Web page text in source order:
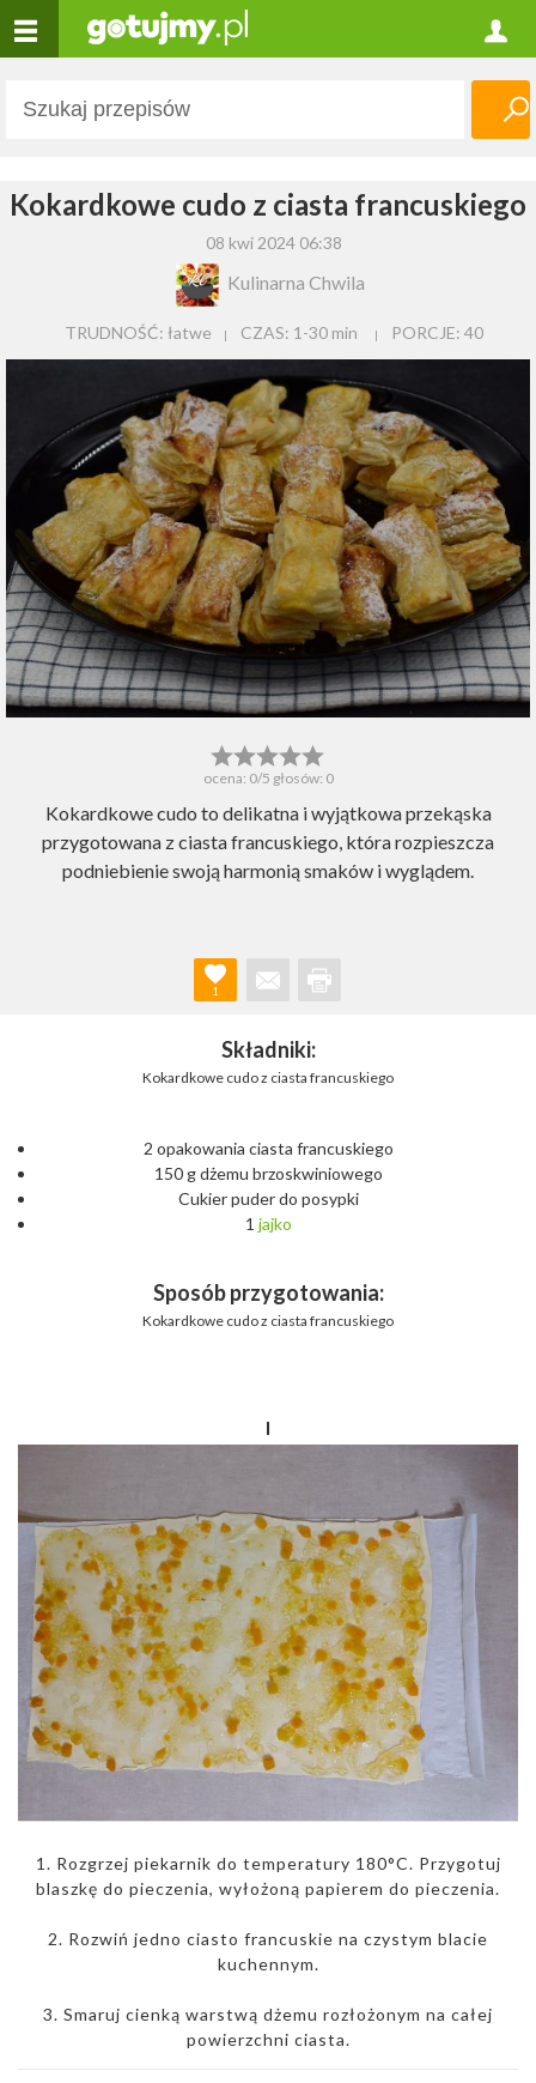
Kokardkowe cudo z ciasta francuskiego
08 kwi 2024 06:38
Kulinarna Chwila
TRUDNOŚĆ: łatwe CZAS: 1-30 min PORCJE: 40
ocena: 0/5 głosów: 0
Kokardkowe cudo to delikatna i wyjątkowa przekąska
przygotowana z ciasta francuskiego, która rozpieszcza
podniebienie swoją harmonią smaków i wyglądem.
1
Składniki:
Kokardkowe cudo z ciasta francuskiego
2 opakowania ciasta francuskiego
150 g dżemu brzoskwiniowego
Cukier puder do posypki
1 jajko
Sposób przygotowania:
Kokardkowe cudo z ciasta francuskiego
I
1. Rozgrzej piekarnik do temperatury 180°C. Przygotuj
blaszkę do pieczenia, wyłożoną papierem do pieczenia.
2. Rozwiń jedno ciasto francuskie na czystym blacie
kuchennym.
3. Smaruj cienką warstwą dżemu rozłożonym na całej
powierzchni ciasta.